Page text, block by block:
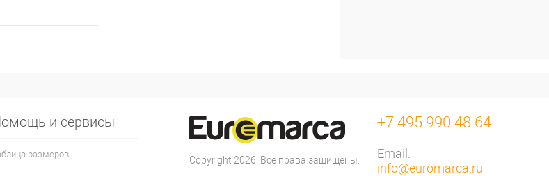
и сервисы
размеров
Copyright 2026. Все права защищены.
+7 495 990 48 64
Email:
info@euromarca.ru